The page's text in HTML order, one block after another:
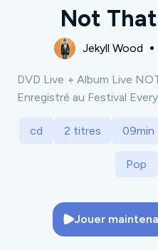
Not
Jekyll Wood
DVD Live + Album Live
Enregistré au Festival
cd 2 titres 09min
Pop
Jouer